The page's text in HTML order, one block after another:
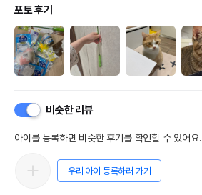
포토 후기
비슷한 리뷰
아이를 등록하면 비슷한 후기를 확인할 수 있어요.
우리 아이 등록하러 가기